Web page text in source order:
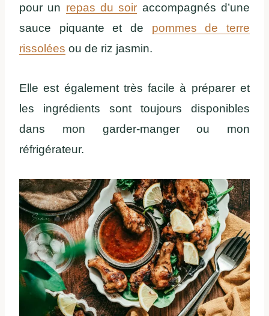
pour un repas du soir accompagnés d’une
sauce piquante et de pommes de terre
rissolées ou de riz jasmin.
Elle est également très facile à préparer et
les ingrédients sont toujours disponibles
dans mon garder-manger ou mon
réfrigérateur.